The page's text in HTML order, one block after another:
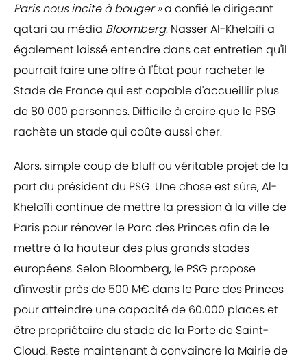
Paris nous incite à bouger »a confié le dirigeant
qatari au média Bloomberg. Nasser Al-Khelaïfi a
également laissé entendre dans cet entretien qu'il
pourrait faire une offre à l'État pour racheter le
Stade de France qui est capable d'accueillir plus
de 80 000 personnes. Difficile à croire que le PSG
rachète un stade qui coûte aussi cher.
Alors, simple coup de bluff ou véritable projet de la
part du président du PSG. Une chose est sûre, Al-
Khelaïfi continue de mettre la pression à la ville de
Paris pour rénover le Parc des Princes afin de le
mettre à la hauteur des plus grands stades
européens. Selon Bloomberg, le PSG propose
d'investir près de 500 M€ dans le Parc des Princes
pour atteindre une capacité de 60.000 places et
être propriétaire du stade de la Porte de Saint-
Cloud. Reste maintenant à convaincre la Mairie de